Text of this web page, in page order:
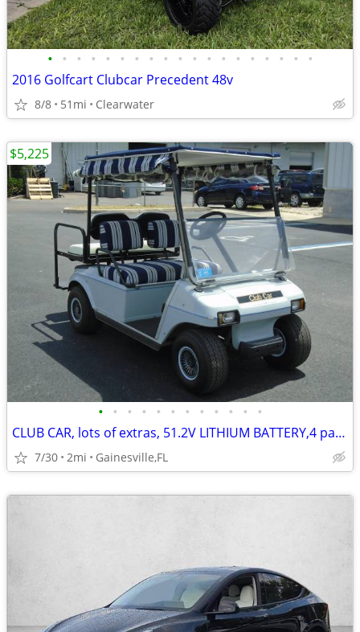
• • • • • • • • • • • • • • • • • • •
2016 Golfcart Clubcar Precedent 48v
8/8 51mi Clearwater
• • • • • • • • • • • •
CLUB CAR, lots of extras, 51.2V LITHIUM BATTERY,4 passenger golf cart
7/30 2mi Gainesville,FL
$5,225